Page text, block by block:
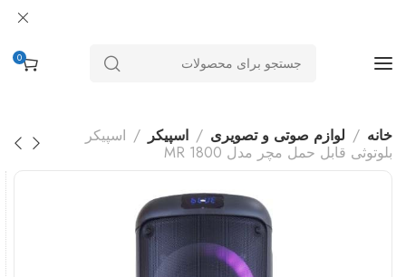
0
خانه لوازم صوتی و تصویری اسپیکر
اسپیکر
بلوتوثی قابل حمل مچر مدل MR 1800